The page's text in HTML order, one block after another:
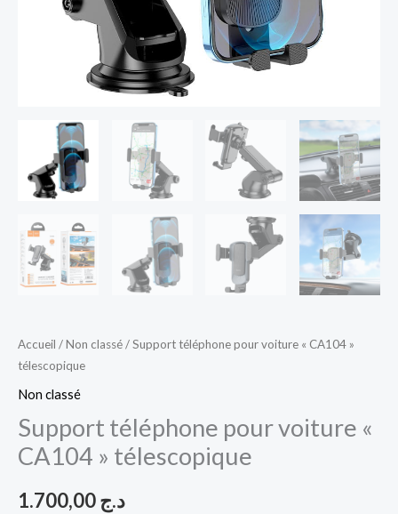
Accueil /Non classé/ Support téléphone pour voiture « CA104 »
télescopique
Non classé
Support téléphone pour voiture «
CA104 » télescopique
د.ج